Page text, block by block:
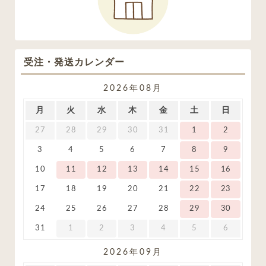
受注・発送カレンダー
2026年08月
月 火 水 木 金 土 日
27 28 29 30 31 1 2
3 4 5 6 7 8 9
10 11 12 13 14 15 16
17 18 19 20 21 22 23
24 25 26 27 28 29 30
31 1 2 3 4 5 6
2026年09月